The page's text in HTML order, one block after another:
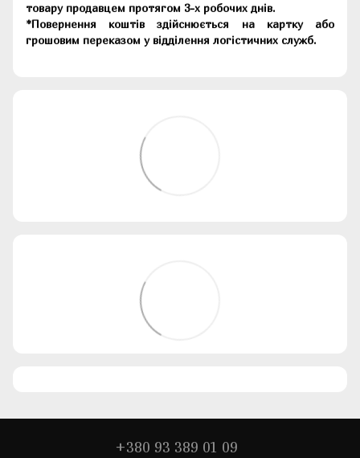
товару продавцем протягом 3-х робочих днів.
*Повернення коштів здійснюється на картку або
грошовим переказом у відділення логістичних служб.
+380 93 389 01 09